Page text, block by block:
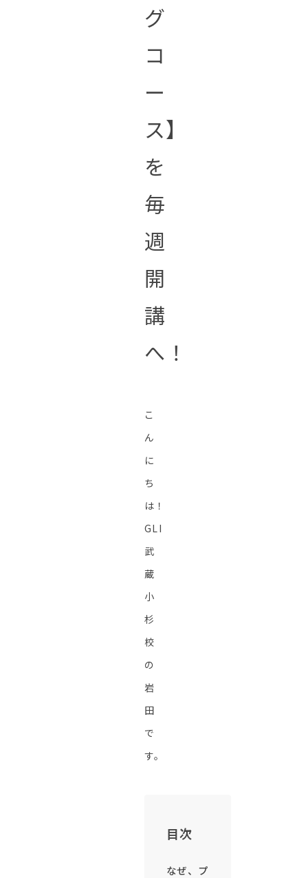
グ
コ
ー
ス】
を
毎
週
開
講
へ！
こ
ん
に
ち
は！
GLI
武
蔵
小
杉
校
の
岩
田
で
す。
目次
なぜ、プ